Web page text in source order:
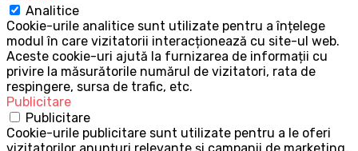
Analitice
Cookie-urile analitice sunt utilizate pentru a înțelege
modul în care vizitatorii interacționează cu site-ul web.
Aceste cookie-uri ajută la furnizarea de informații cu
privire la măsurătorile numărul de vizitatori, rata de
respingere, sursa de trafic, etc.
Publicitare
Publicitare
Cookie-urile publicitare sunt utilizate pentru a le oferi